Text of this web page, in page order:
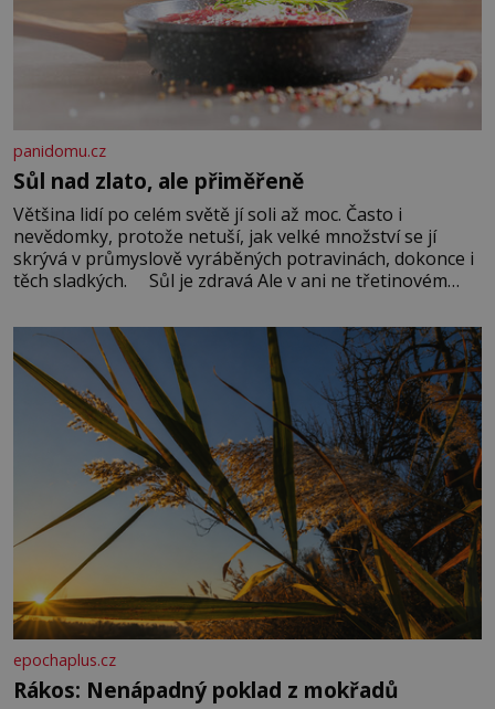
panidomu.cz
Sůl nad zlato, ale přiměřeně
Většina lidí po celém světě jí soli až moc. Často i
nevědomky, protože netuší, jak velké množství se jí
skrývá v průmyslově vyráběných potravinách, dokonce i
těch sladkých. Sůl je zdravá Ale v ani ne třetinovém
základní složky– sodík a chlór – jsou zásadní pro
správné hospodaření
epochaplus.cz
Rákos: Nenápadný poklad z mokřadů